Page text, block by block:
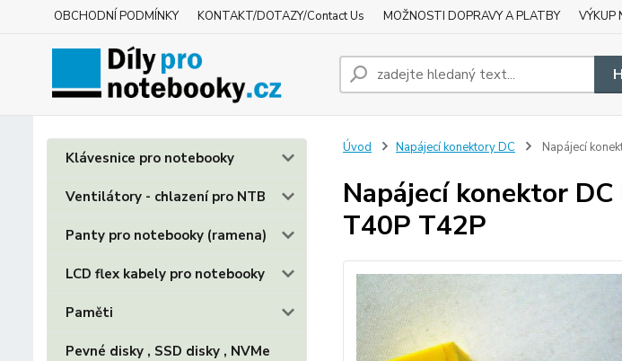
OBCHODNÍ PODMÍNKY KONTAKT/DOTAZY/Contact Us MOŽNOSTI DOPRAVY A PLATBY VÝKUP
Klávesnice pro notebooky
Ventilátory - chlazení pro NTB
Panty pro notebooky (ramena)
LCD flex kabely pro notebooky
Paměti
Pevné disky , SSD disky , NVMe
Úvod Napájecí konektory DC Napájecí
Napájecí konektor
T40P T42P